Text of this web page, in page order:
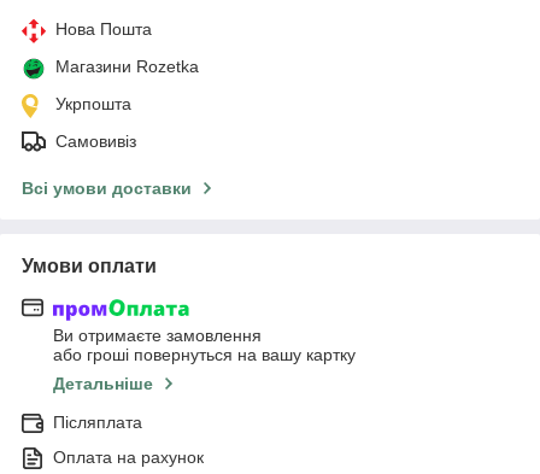
Нова Пошта
Магазини Rozetka
Укрпошта
Самовивіз
Всі умови доставки
Умови оплати
Ви отримаєте замовлення
або гроші повернуться на вашу картку
Детальніше
Післяплата
Оплата на рахунок